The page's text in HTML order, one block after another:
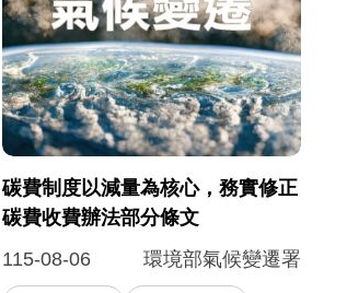
碳費制度以減量為核心，務實修正
碳費收費辦法部分條文
115-08-06
環境部氣候變遷署